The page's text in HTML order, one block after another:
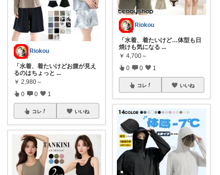
Riokou
「水着、着たいけどお腹が見え
るのはちょっと ...
￥ 2,980～
0 0 1
コレ いいね
Riokou
「水着、着たいけど…体型も日
焼けも気になる ...
￥ 4,700～
0 0 1
コレ いいね